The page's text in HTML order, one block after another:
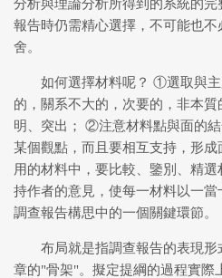
分析與理論分析所得到的系統的
報告時仍需精心選擇，不可能也
舍。
如何選擇材料呢？ ①選取與
的，關系不大的，次要的，非本
明、突出； ②注意材料點與面的
某個觀點，而且要相互支持，形成
用的材料中，要比較、鑒別、精
持作者的意見，使每一材料以一
調查報告構思中的一個關鍵環節。
布局就是指調查報告的表現
章的"骨架"。擬定提綱的過程實際